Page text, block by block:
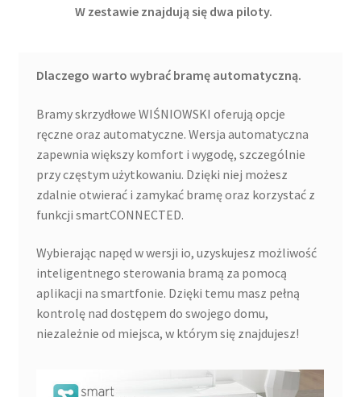
W zestawie znajdują się dwa piloty.
Dlaczego warto wybrać bramę automatyczną.
Bramy skrzydłowe WIŚNIOWSKI oferują opcje
ręczne oraz automatyczne. Wersja automatyczna
zapewnia większy komfort i wygodę, szczególnie
przy częstym użytkowaniu. Dzięki niej możesz
zdalnie otwierać i zamykać bramę oraz korzystać z
funkcji smartCONNECTED.
Wybierając napęd w wersji io, uzyskujesz możliwość
inteligentnego sterowania bramą za pomocą
aplikacji na smartfonie. Dzięki temu masz pełną
kontrolę nad dostępem do swojego domu,
niezależnie od miejsca, w którym się znajdujesz!